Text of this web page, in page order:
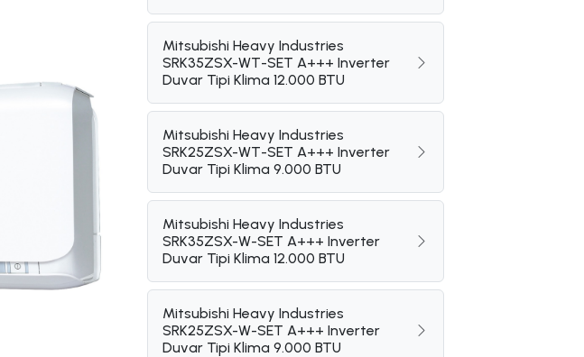
Mitsubishi Heavy Industries
SRK35ZSX-WT-SET A+++ Inverter
Duvar Tipi Klima 12.000 BTU
Mitsubishi Heavy Industries
SRK25ZSX-WT-SET A+++ Inverter
Duvar Tipi Klima 9.000 BTU
Mitsubishi Heavy Industries
SRK35ZSX-W-SET A+++ Inverter
Duvar Tipi Klima 12.000 BTU
Mitsubishi Heavy Industries
SRK25ZSX-W-SET A+++ Inverter
Duvar Tipi Klima 9.000 BTU